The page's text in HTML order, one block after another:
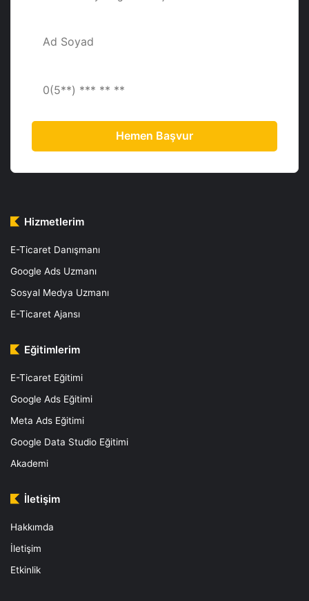
Hemen Başvur
Hizmetlerim
E-Ticaret Danışmanı
Google Ads Uzmanı
Sosyal Medya Uzmanı
E-Ticaret Ajansı
Eğitimlerim
E-Ticaret Eğitimi
Google Ads Eğitimi
Meta Ads Eğitimi
Google Data Studio Eğitimi
Akademi
İletişim
Hakkımda
İletişim
Etkinlik